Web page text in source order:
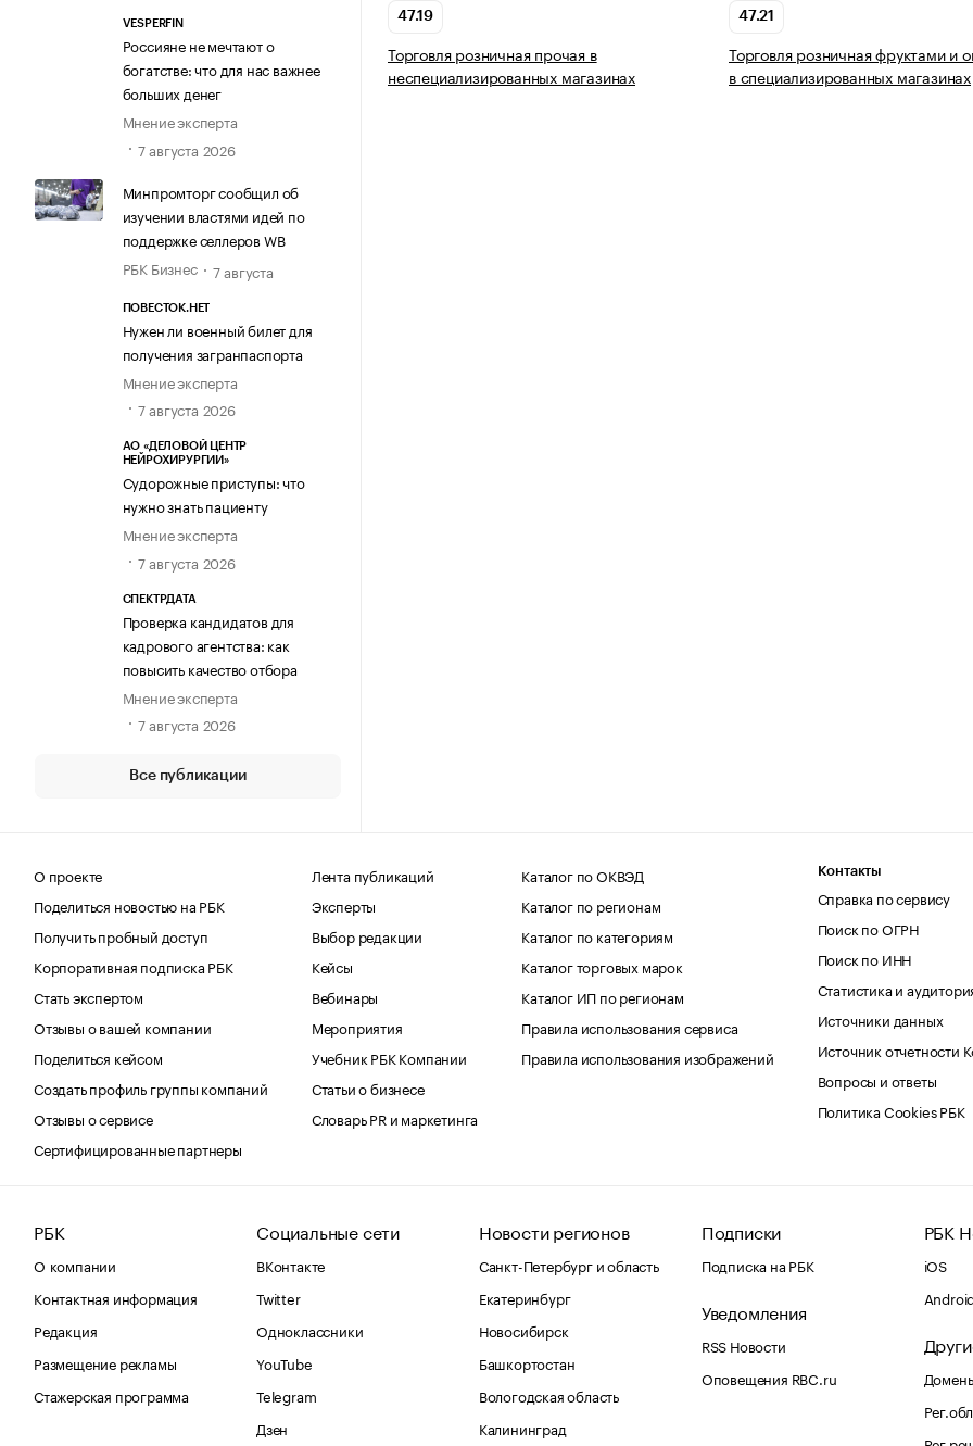
VESPERFIN
Россияне не мечтают о
богатстве: что для нас важнее
больших денег
Мнение эксперта
7 августа 2026
Минпромторг сообщил об
изучении властями идей по
поддержке селлеров WB
РБК Бизнес
7 августа
ПОВЕСТОК.НЕТ
Нужен ли военный билет для
получения загранпаспорта
Мнение эксперта
7 августа 2026
АО «ДЕЛОВОЙ ЦЕНТР
НЕЙРОХИРУРГИИ»
Судорожные приступы: что
нужно знать пациенту
Мнение эксперта
7 августа 2026
СПЕКТРДАТА
Проверка кандидатов для
кадрового агентства: как
повысить качество отбора
Мнение эксперта
7 августа 2026
Все публикации
47.19
Торговля розничная прочая в
неспециализированных магазинах
47.21
Торговля розничная фруктами и
в специализированных магазинах
О проекте
Поделиться новостью на РБК
Получить пробный доступ
Корпоративная подписка РБК
Стать экспертом
Отзывы о вашей компании
Поделиться кейсом
Создать профиль группы компаний
Отзывы о сервисе
Сертифицированные партнеры
Лента публикаций
Эксперты
Выбор редакции
Кейсы
Вебинары
Мероприятия
Учебник РБК Компании
Статьи о бизнесе
Словарь PR и маркетинга
Каталог по ОКВЭД
Каталог по регионам
Каталог по категориям
Каталог торговых марок
Каталог ИП по регионам
Правила использования сервиса
Правила использования изображений
Контакты
Справка по сервису
Поиск по ОГРН
Поиск по ИНН
Статистика и
Источники данных
Источник отчетности
Вопросы и ответы
Политика Cookies РБК
РБК
О компании
Контактная информация
Редакция
Размещение рекламы
Стажерская программа
Социальные сети
ВКонтакте
Twitter
Одноклассники
YouTube
Telegram
Дзен
Новости регионов
Санкт-Петербург и область
Екатеринбург
Новосибирск
Башкортостан
Вологодская область
Калининград
Подписки
Подписка на РБК
Уведомления
RSS Новости
Оповещения RBC.ru
РБК
iOS